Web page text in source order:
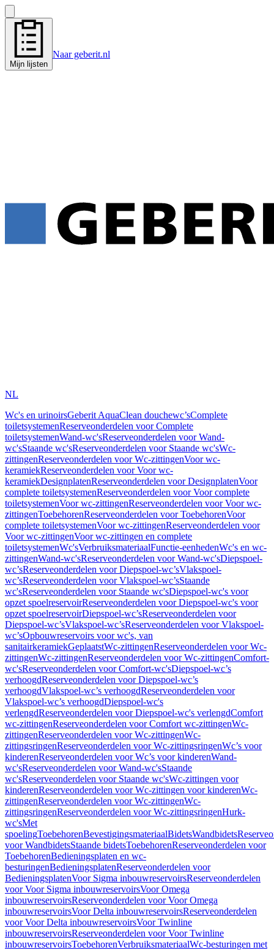
Mijn lijsten
Naar geberit.nl
NL
Wc's en urinoirsGeberit AquaClean douchewc’sComplete
toiletsystemenReserveonderdelen voor Complete
toiletsystemenWand-wc'sReserveonderdelen voor Wand-
wc'sStaande wc'sReserveonderdelen voor Staande wc'sWc-
zittingenReserveonderdelen voor Wc-zittingenVoor wc-
keramiekReserveonderdelen voor Voor wc-
keramiekDesignplatenReserveonderdelen voor DesignplatenVoor
complete toiletsystemenReserveonderdelen voor Voor complete
toiletsystemenVoor wc-zittingenReserveonderdelen voor Voor wc-
zittingenToebehorenReserveonderdelen voor ToebehorenVoor
complete toiletsystemenVoor wc-zittingenReserveonderdelen voor
Voor wc-zittingenVoor wc-zittingen en complete
toiletsystemenWc'sVerbruiksmateriaalFunctie-eenhedenWc's en wc-
zittingenWand-wc'sReserveonderdelen voor Wand-wc'sDiepspoel-
wc’sReserveonderdelen voor Diepspoel-wc’sVlakspoel-
wc’sReserveonderdelen voor Vlakspoel-wc’sStaande
wc'sReserveonderdelen voor Staande wc'sDiepspoel-wc's voor
opzet spoelreservoirReserveonderdelen voor Diepspoel-wc's voor
opzet spoelreservoirDiepspoel-wc’sReserveonderdelen voor
Diepspoel-wc’sVlakspoel-wc’sReserveonderdelen voor Vlakspoel-
wc’sOpbouwreservoirs voor wc's, van
sanitairkeramiekGeplaatstWc-zittingenReserveonderdelen voor Wc-
zittingenWc-zittingenReserveonderdelen voor Wc-zittingenComfort-
wc'sReserveonderdelen voor Comfort-wc'sDiepspoel-wc’s
verhoogdReserveonderdelen voor Diepspoel-wc’s
verhoogdVlakspoel-wc’s verhoogdReserveonderdelen voor
Vlakspoel-wc’s verhoogdDiepspoel-wc's
verlengdReserveonderdelen voor Diepspoel-wc's verlengdComfort
wc-zittingenReserveonderdelen voor Comfort wc-zittingenWc-
zittingenReserveonderdelen voor Wc-zittingenWc-
zittingsringenReserveonderdelen voor Wc-zittingsringenWc’s voor
kinderenReserveonderdelen voor Wc’s voor kinderenWand-
wc'sReserveonderdelen voor Wand-wc'sStaande
wc'sReserveonderdelen voor Staande wc'sWc-zittingen voor
kinderenReserveonderdelen voor Wc-zittingen voor kinderenWc-
zittingenReserveonderdelen voor Wc-zittingenWc-
zittingsringenReserveonderdelen voor Wc-zittingsringenHurk-
wc'sMet
spoelingToebehorenBevestigingsmateriaalBidetsWandbidets
voor WandbidetsStaande bidetsToebehorenReserveonderdelen voor
ToebehorenBedieningsplaten en wc-
besturingenBedieningsplatenReserveonderdelen voor
BedieningsplatenVoor Sigma inbouwreservoirsReserveonderdelen
voor Voor Sigma inbouwreservoirsVoor Omega
inbouwreservoirsReserveonderdelen voor Voor Omega
inbouwreservoirsVoor Delta inbouwreservoirsReserveonderdelen
voor Voor Delta inbouwreservoirsVoor Twinline
inbouwreservoirsReserveonderdelen voor Voor Twinline
inbouwreservoirsToebehorenVerbruiksmateriaalWc-besturingen met